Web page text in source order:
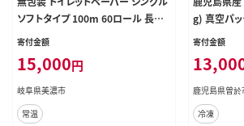
ソフトタイプ 100m 60ロール 長巻
き 紙ペーパー エコ 日用品 消耗品
4mm幅 非常用 備蓄 ストック まと
め買い 防災 国産 日本製 送料無料
川一製紙 岐阜県 美濃市
寄付金額
15,000円
岐阜県美濃市
常温
g) 真空パッ
a】A1017-
寄付金額
鹿児島県曽於
冷凍